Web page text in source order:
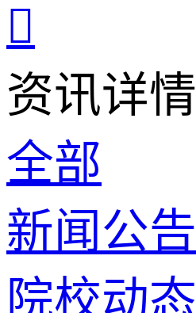

资讯详情
全部
新闻公告
院校动态